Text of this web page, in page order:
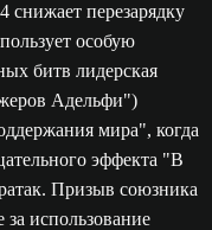
снижает перезарядку
особую
битв лидерская
Адельфи")
мира", когда
эффекта "В
Призыв союзника
использование